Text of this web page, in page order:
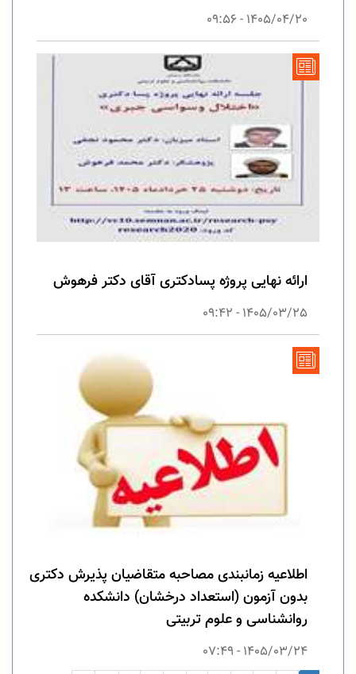
1405/04/20 - 09:56
ارائه نهایی پروژه پسادکتری آقای دکتر فرهوش
1405/03/25 - 09:42
اطلاعیه زمانبندی مصاحبه متقاضیان پذیرش دکتری
بدون آزمون (استعداد درخشان) دانشکده
روانشناسی و علوم تربیتی
1405/03/24 - 07:49